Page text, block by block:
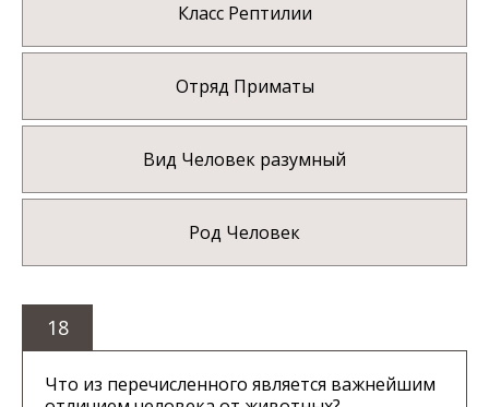
Класс Рептилии
Отряд Приматы
Вид Человек разумный
Род Человек
18
Что из перечисленного является важнейшим